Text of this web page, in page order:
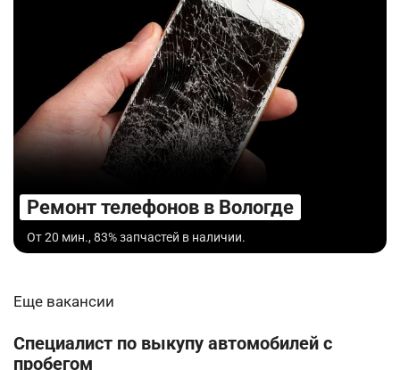
Ремонт телефонов в Вологде
От 20 мин., 83% запчастей в наличии.
Еще вакансии
Специалист по выкупу автомобилей с
пробегом